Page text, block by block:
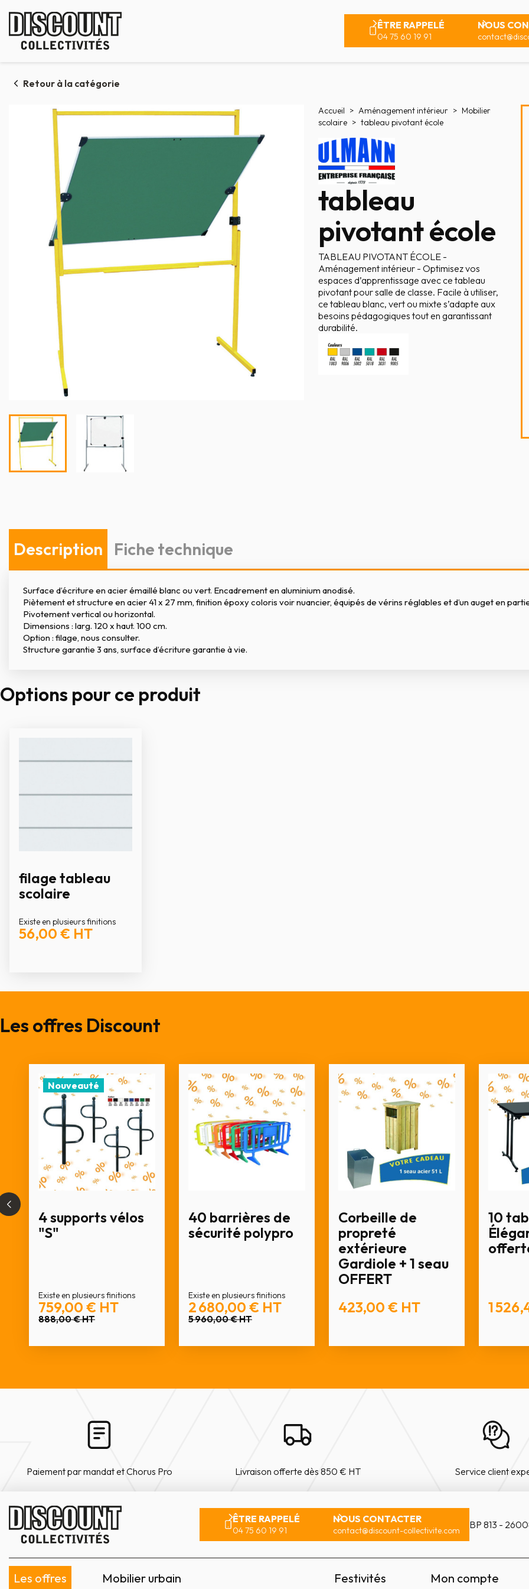
ÊTRE RAPPELÉ
04 75 60 19 91
NOUS
Retour à la catégorie
Accueil Aménagement intérieur
Mobilier
scolaire
tableau pivotant école
tableau
pivotant école
TABLEAU PIVOTANT ÉCOLE -
Aménagement intérieur - Optimisez vos
espaces d’apprentissage avec ce tableau
pivotant pour salle de classe. Facile à utiliser,
ce tableau blanc, vert ou mixte s’adapte aux
besoins pédagogiques tout en garantissant
durabilité.
Description Fiche technique
Surface d’écriture en acier émaillé blanc ou vert. Encadrement en aluminium anodisé.
Piètement et structure en acier 41 x 27 mm, finition époxy coloris voir nuancier, équipés de vérins réglables et d’un auget en
Pivotement vertical ou horizontal.
Dimensions : larg. 120 x haut. 100 cm.
Option : filage, nous consulter.
Structure garantie 3 ans, surface d’écriture garantie à vie.
Options pour ce produit
filage tableau
scolaire
Existe en plusieurs finitions
56,00 € HT
Les offres Discount
4 supports vélos
"S"
Existe en plusieurs finitions
759,00 € HT
888,00 €HT
Nouveauté
40 barrières de
sécurité polypro
Existe en plusieurs finitions
2 680,00 € HT
5 960,00 €HT
Corbeille de
propreté
extérieure
Gardiole + 1 seau
OFFERT
423,00 € HT
10
1
Paiement par mandat et Chorus Pro Livraison offerte dès 850 € HT Service client
ÊTRE RAPPELÉ
04 75 60 19 91
NOUS CONTACTER
contact@discount-collectivite.com BP 813 -
Les offres Mobilier urbain Festivités Mon compte